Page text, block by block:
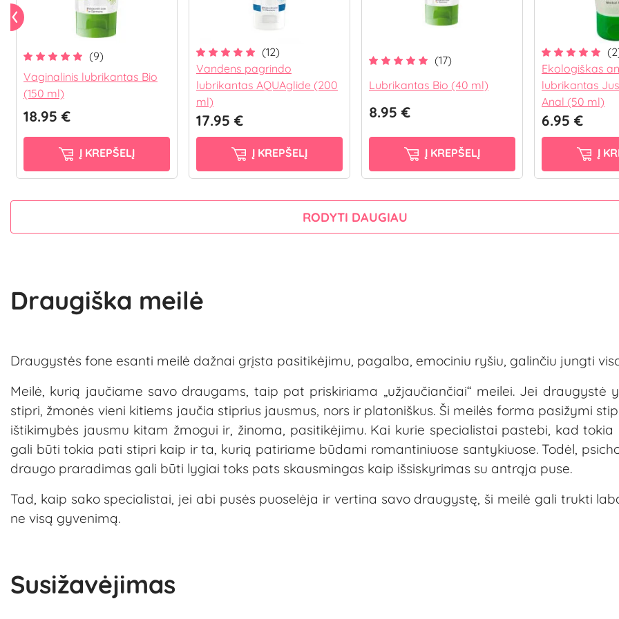
(9)
Vaginalinis lubrikantas Bio
(150 ml)
18.95 €
Į KREPŠELĮ
(12)
Vandens pagrindo
lubrikantas AQUAglide (200
ml)
17.95 €
Į KREPŠELĮ
(17)
Lubrikantas Bio (40 ml)
8.95 €
Į KREPŠELĮ
Ekologiškas
lubrikantas
Anal (50 ml)
6.95 €
Į
RODYTI DAUGIAU
Draugiška meilė
Draugystės fone esanti meilė dažnai grįsta pasitikėjimu, pagalba, emociniu ryšiu, galinčiu jungti
Meilė, kurią jaučiame savo draugams, taip pat priskiriama „užjaučiančiai“ meilei. Jei draugystė
stipri, žmonės vieni kitiems jaučia stiprius jausmus, nors ir platoniškus. Ši meilės forma pasižymi
ištikimybės jausmu kitam žmogui ir, žinoma, pasitikėjimu. Kai kurie specialistai pastebi, kad tokia
gali būti tokia pati stipri kaip ir ta, kurią patiriame būdami romantiniuose santykiuose. Todėl,
draugo praradimas gali būti lygiai toks pats skausmingas kaip išsiskyrimas su antrąja puse.
Tad, kaip sako specialistai, jei abi pusės puoselėja ir vertina savo draugystę, ši meilė gali trukti
ne visą gyvenimą.
Susižavėjimas